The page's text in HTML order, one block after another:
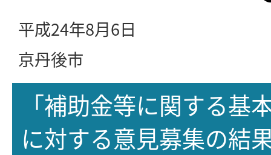
平成24年8月6日
京丹後市
「補助金等に関する基
に対する意見募集の結